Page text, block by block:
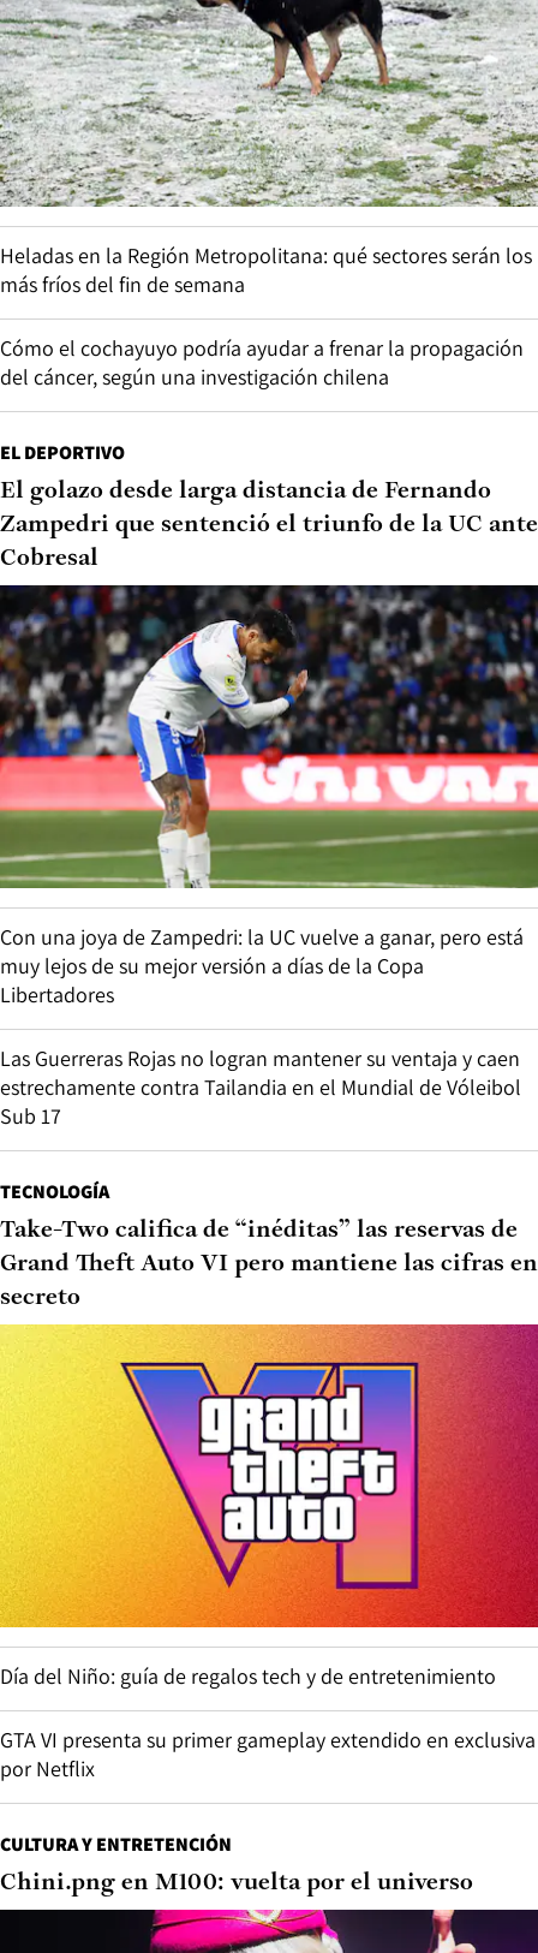
Heladas en la Región Metropolitana: qué sectores serán los
más fríos del fin de semana
Cómo el cochayuyo podría ayudar a frenar la propagación
del cáncer, según una investigación chilena
EL DEPORTIVO
El golazo desde larga distancia de Fernando
Zampedri que sentenció el triunfo de la UC ante
Cobresal
Con una joya de Zampedri: la UC vuelve a ganar, pero está
muy lejos de su mejor versión a días de la Copa
Libertadores
Las Guerreras Rojas no logran mantener su ventaja y caen
estrechamente contra Tailandia en el Mundial de Vóleibol
Sub 17
TECNOLOGÍA
Take-Two califica de “inéditas” las reservas de
Grand Theft Auto VI pero mantiene las cifras en
secreto
Día del Niño: guía de regalos tech y de entretenimiento
GTA VI presenta su primer gameplay extendido en exclusiva
por Netflix
CULTURA Y ENTRETENCIÓN
Chini.png en M100: vuelta por el universo